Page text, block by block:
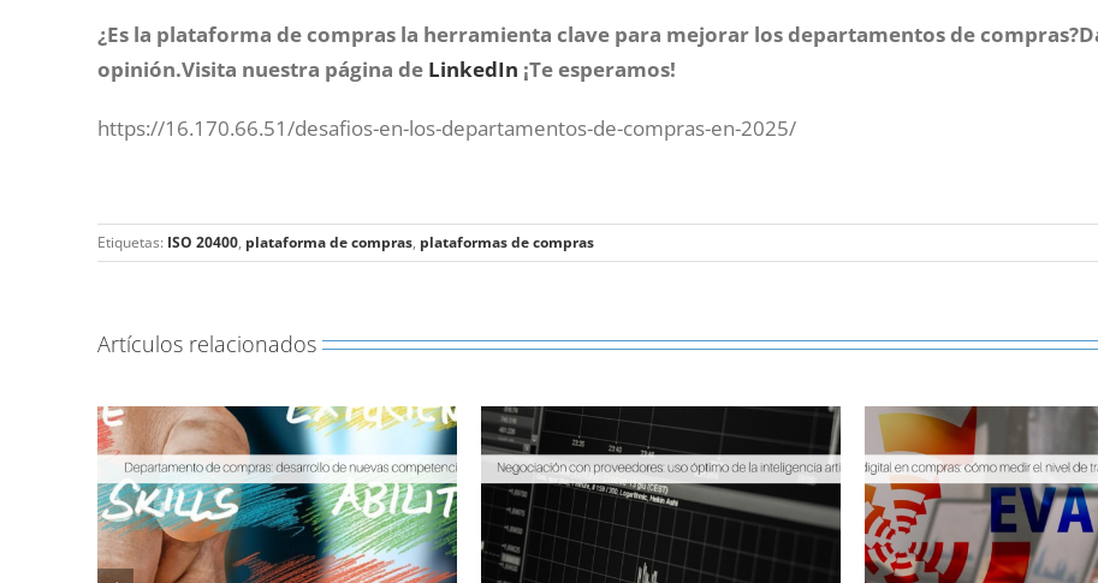
¿Es la plataforma de compras la herramienta clave para mejorar los departamentos de compras?
opinión.Visita nuestra página de LinkedIn ¡Te esperamos!
https://16.170.66.51/desafios-en-los-departamentos-de-compras-en-2025/
Etiquetas: ISO 20400, plataforma de compras, plataformas de compras
Artículos relacionados